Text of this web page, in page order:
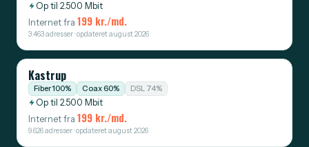
Op til 2.500 Mbit
Internet fra 199 kr./md.
3.463 adresser · opdateret august 2026
Kastrup
Fiber 100% Coax 60% DSL 74%
Op til 2.500 Mbit
Internet fra 199 kr./md.
9.626 adresser · opdateret august 2026